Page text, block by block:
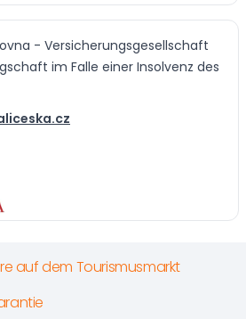
- Versicherungsgesellschaft
im Falle einer Insolvenz des
auf dem Tourismusmarkt